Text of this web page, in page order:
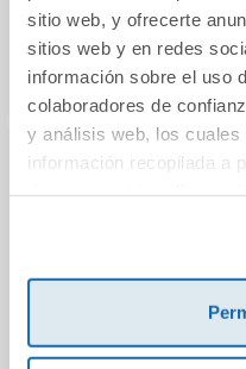
sitio web, y ofrecerte
sitios web y en redes
información sobre el uso
colaboradores de
y análisis web, los cuales
información recopilada a
13,95€